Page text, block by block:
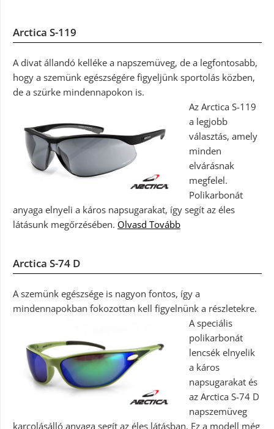
Arctica S-119
A divat állandó kelléke a napszemüveg, de a legfontosabb,
hogy a szemünk egészségére figyeljünk sportolás közben,
de a szürke mindennapokon is.
Az Arctica S-119
a legjobb
választás, amely
minden
elvárásnak
megfelel.
Polikarbonát
anyaga elnyeli a káros napsugarakat, így segít az éles
látásunk megőrzésében. Olvasd Tovább
Arctica S-74 D
A szemünk egészsége is nagyon fontos, így a
mindennapokban fokozottan kell figyelnünk a részletekre.
A speciális
polikarbonát
lencsék elnyelik
a káros
napsugarakat és
az Arctica S-74 D
napszemüveg
karcolásálló anyaga segít az éles látásban. Ez a modell még